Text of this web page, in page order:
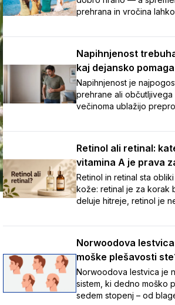
prehrana in vročina
driska so med
preprostih nasvetov, s
poti poskrbeli za urejeno
brezskrben oddih. 🌞
Napihnjenost
kaj dejansko pomaga
Napihnjenost je
prehrane ali občutljivega
večinoma ublažijo
varneje čim prej k
Retinol ali retinal:
vitamina A je prava
Retinol in retinal sta
kože: retinal je za korak
deluje hitreje, retinol je
kožo.
Norwoodova
moške plešavosti
Norwoodova lestvica je
sistem, ki dedno moško
sedem stopenj – od